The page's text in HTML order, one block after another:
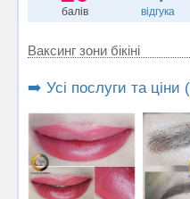
балів відгука
Ваксинг зони бікіні
➡️ Усі послуги та ціни